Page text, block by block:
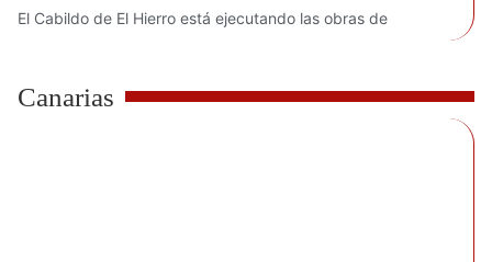
El Cabildo de El Hierro está ejecutando las obras de
Canarias